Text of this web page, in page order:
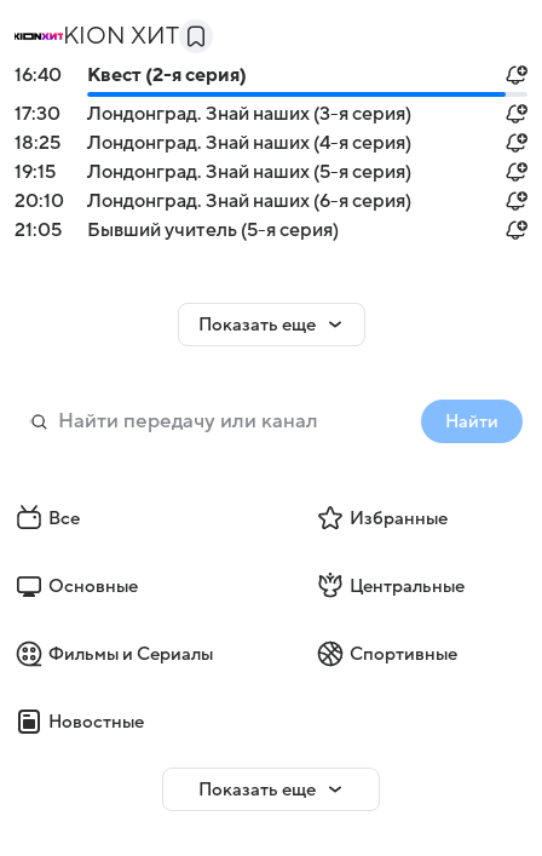
KION ХИТ
16:40
Квест (2-я серия)
17:30
Лондонград. Знай наших (3-я серия)
18:25
Лондонград. Знай наших (4-я серия)
19:15
Лондонград. Знай наших (5-я серия)
20:10
Лондонград. Знай наших (6-я серия)
21:05
Бывший учитель (5-я серия)
Показать еще
Найти
Все Избранные
Основные Центральные
Фильмы и Сериалы Спортивные
Новостные
Показать еще